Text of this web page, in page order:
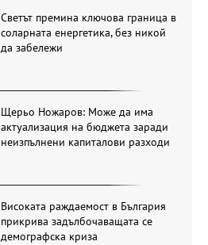
Светът премина ключова граница в
соларната енергетика, без никой
да забележи
Щерьо Ножаров: Може да има
актуализация на бюджета заради
неизпълнени капиталови разходи
Високата раждаемост в България
прикрива задълбочаващата се
демографска криза